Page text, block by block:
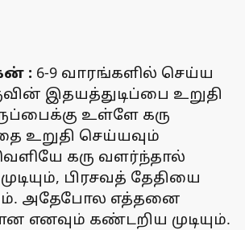
: 6-9 வாரங்களில் செய்ய
இதயத்துடிப்பை உறுதி
உள்ளே கரு
உறுதி செய்யவும்
கரு வளர்ந்தால்
பிரசவத் தேதியை
அதேபோல எத்தனை
எனவும் கண்டறிய முடியும்.